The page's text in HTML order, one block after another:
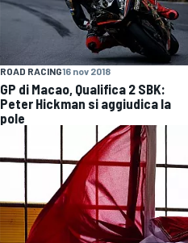
ROAD RACING16 nov 2018
GP di Macao, Qualifica 2 SBK:
Peter Hickman si aggiudica la
pole